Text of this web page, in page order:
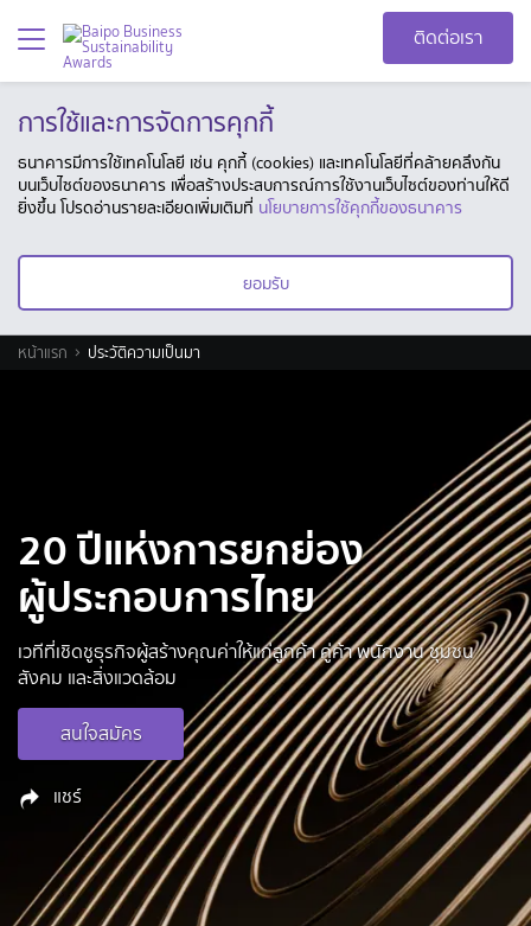
ติดต่อเรา
การใช้และการจัดการคุกกี้
ธนาคารมีการใช้เทคโนโลยี เช่น คุกกี้ (cookies) และเทคโนโลยีที่คล้ายคลึงกัน
บนเว็บไซต์ของธนาคาร เพื่อสร้างประสบการณ์การใช้งานเว็บไซต์ของท่านให้ดี
ยิ่งขึ้น โปรดอ่านรายละเอียดเพิ่มเติมที่ นโยบายการใช้คุกกี้ของธนาคาร
ยอมรับ
หน้าแรก ประวัติความเป็นมา
20 ปีแห่งการยกย่อง
ผู้ประกอบการไทย
เวทีที่เชิดชูธุรกิจผู้สร้างคุณค่าให้แก่ลูกค้า คู่ค้า พนักงาน ชุมชน
สังคม และสิ่งแวดล้อม
สนใจสมัคร
แชร์